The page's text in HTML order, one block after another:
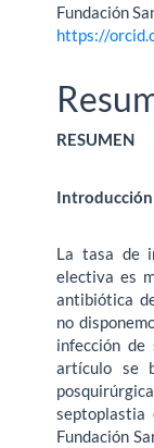
Fundación
https://
RESUMEN
Introducción
La tasa de
electiva es
antibiótica
no
infección de
artículo se
Fundación